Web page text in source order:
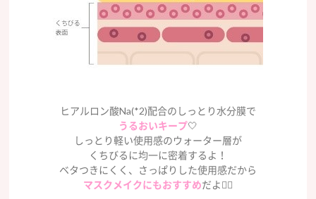
ヒアルロン酸Na(*2)配合のしっとり水分膜で
うるおいキープ🤍
しっとり軽い使用感のウォーター層が
くちびるに均一に密着するよ！
ベタつきにくく、さっぱりした使用感だから
マスクメイクにもおすすめだよ👌🏻